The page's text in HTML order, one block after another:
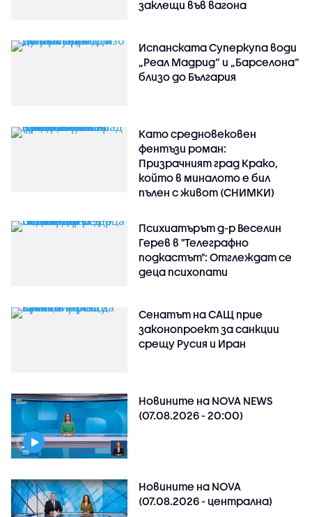
заклещи във вагона
Испанската Суперкупа води
„Реал Мадрид“ и „Барселона“
близо до България
Като средновековен
фентъзи роман:
Призрачният град Крако,
който в миналото е бил
пълен с живот (СНИМКИ)
Психиатърът д-р Веселин
Герев в "Телеграфно
подкастът": Отглеждат се
деца психопати
Сенатът на САЩ прие
законопроект за санкции
срещу Русия и Иран
Новините на NOVA NEWS
(07.08.2026 - 20:00)
Новините на NOVA
(07.08.2026 - централна)